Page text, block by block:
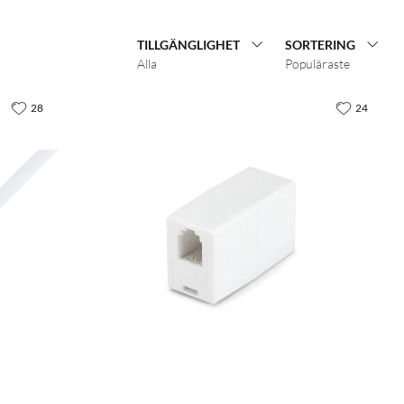
TILLGÄNGLIGHET
Alla
SORTERING
Populäraste
28 24